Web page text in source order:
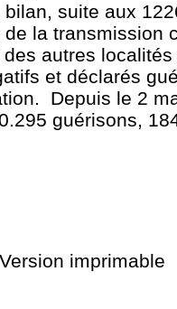
suite aux
la transmission
autres
et déclarés
Depuis le 2
guérisons,
Version imprimable